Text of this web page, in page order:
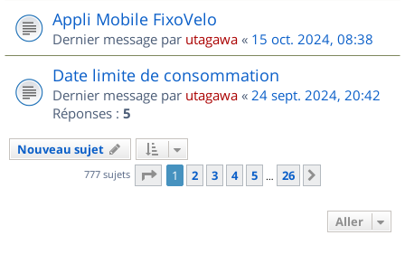
Appli Mobile FixoVelo
Dernier message par utagawa « 15 oct. 2024, 08:38
Date limite de consommation
Dernier message par utagawa « 24 sept. 2024, 20:42
Réponses : 5
Nouveau sujet
777 sujets Page 1sur
1 2 3 4 5 … 26
Aller